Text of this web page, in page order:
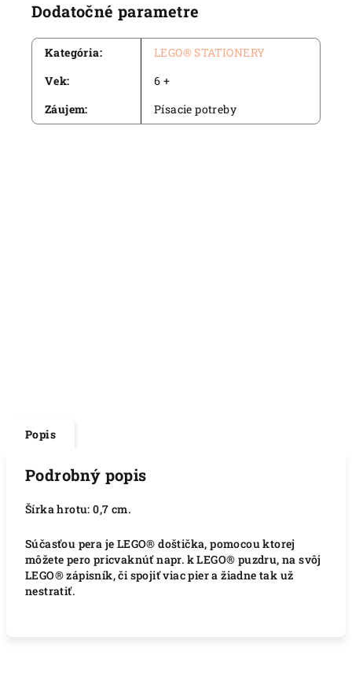
Dodatočné parametre
Kategória:
LEGO® STATIONERY
Vek:
6 +
Záujem: Písacie potreby
Popis
Podrobný popis
Šírka hrotu: 0,7 cm.
Súčasťou pera je LEGO® doštička, pomocou ktorej
môžete pero pricvaknúť napr. k LEGO® puzdru, na svôj
LEGO® zápisník, či spojiť viac pier a žiadne tak už
nestratiť.